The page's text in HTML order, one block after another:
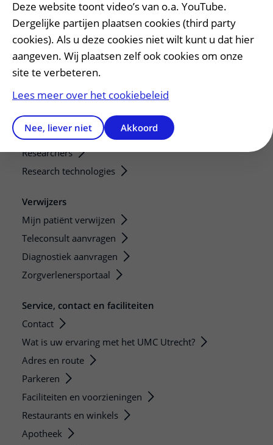
Onderwijs en onderzoek
Onze opleidingen
De Nieuwe Utrechtse School
Stage en opleidingsplaatsen
Research
Strategic programs
Research groups
Researchers
Research technologies
Verwijzers
Mijn patiënt verwijzen
Teleconsult aanvragen
Diagnostiek aanvragen
Zorgverlenersportaal
Service, contact en faciliteiten
Contact
Wat is uw ervaring met het UMC Utrecht?
Adres en route
Parkeren
Faciliteiten en voorzieningen
Restaurants en winkels
Apotheek
Deze website toont video’s van o.a. YouTube.
Dergelijke partijen plaatsen cookies (third party
cookies). Als u deze cookies niet wilt kunt u dat hier
aangeven. Wij plaatsen zelf ook cookies om onze
site te verbeteren.
Lees meer over het cookiebeleid
Nee, liever niet Akkoord